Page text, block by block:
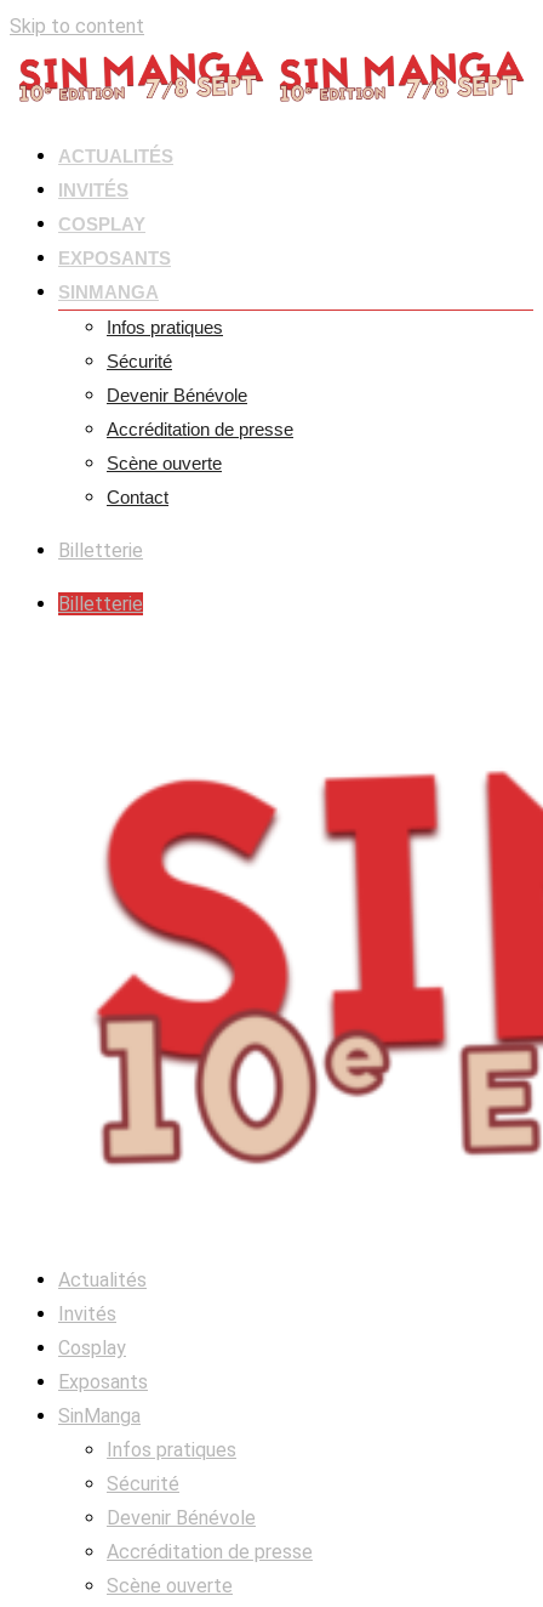
Skip to content
ACTUALITÉS
INVITÉS
COSPLAY
EXPOSANTS
SINMANGA
Infos pratiques
Sécurité
Devenir Bénévole
Accréditation de presse
Scène ouverte
Contact
Billetterie
Billetterie
Actualités
Invités
Cosplay
Exposants
SinManga
Infos pratiques
Sécurité
Devenir Bénévole
Accréditation de presse
Scène ouverte